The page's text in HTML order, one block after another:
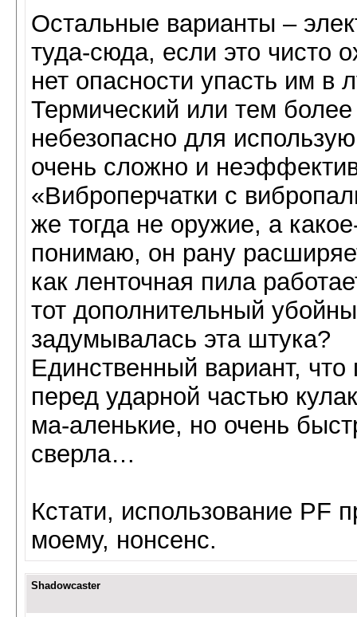
Остальные варианты –
туда-сюда, если это чисто
нет опасности упасть им
Термический или тем
небезопасно для
очень сложно и
«Виброперчатки с
же тогда не оружие, а
понимаю, он рану
как ленточная пила
тот дополнительный
задумывалась эта штука?
Единственный вариант,
перед ударной частью
ма-аленькие, но очень
сверла…
Кстати, использование PF
моему, нонсенс.
Shadowcaster